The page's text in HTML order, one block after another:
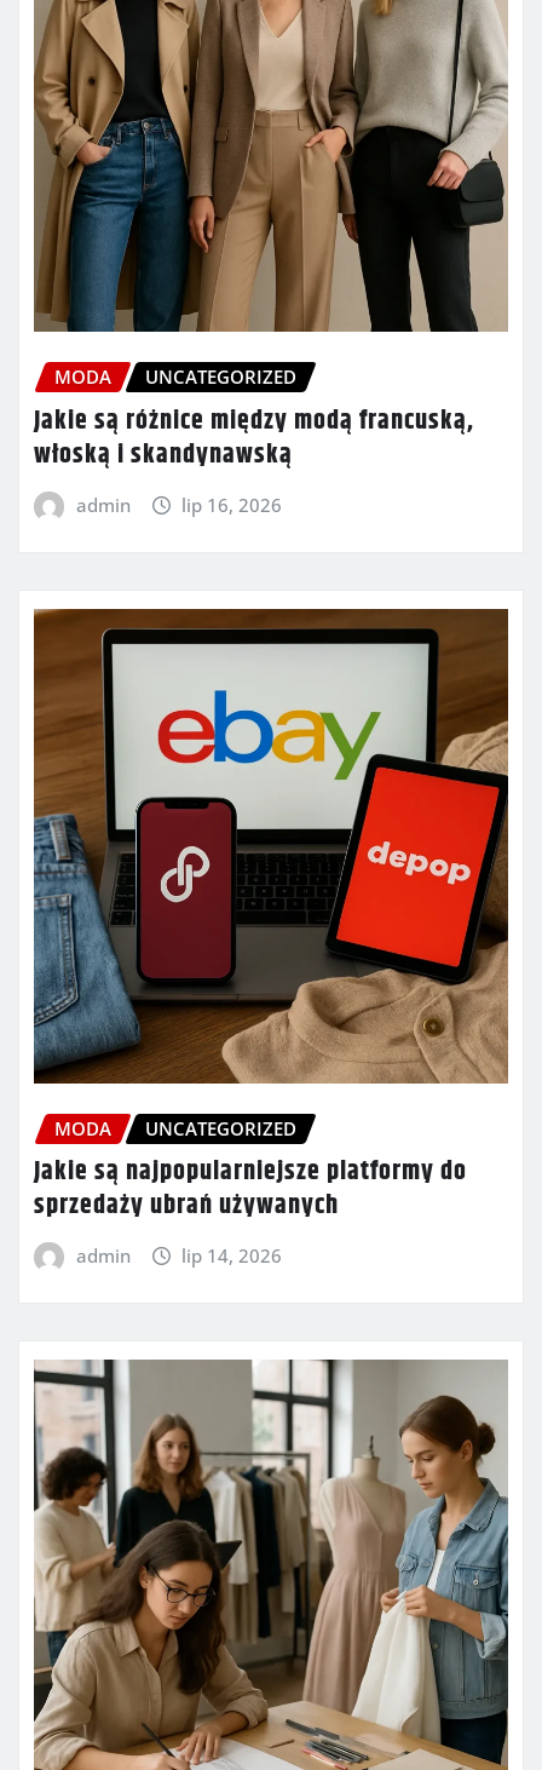
MODA UNCATEGORIZED
Jakie są różnice między modą francuską,
włoską i skandynawską
admin lip 16, 2026
MODA UNCATEGORIZED
Jakie są najpopularniejsze platformy do
sprzedaży ubrań używanych
admin lip 14, 2026